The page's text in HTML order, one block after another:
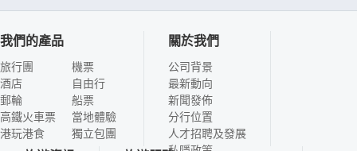
我們的產品
旅行團
酒店
郵輪
高鐵火車票
港玩港食
機票
自由行
船票
當地體驗
獨立包團
關於我們
公司背景
最新動向
新聞發佈
分行位置
人才招聘及發展